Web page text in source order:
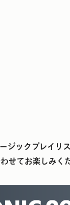
ジックプレイリ
せてお楽しみくだ